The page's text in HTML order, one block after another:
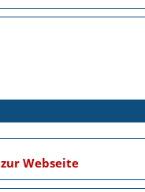
zur Webseite